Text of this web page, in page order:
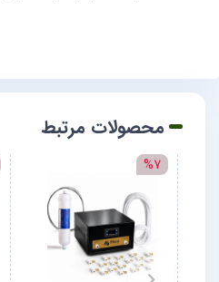
محصولات مرتبط
%7